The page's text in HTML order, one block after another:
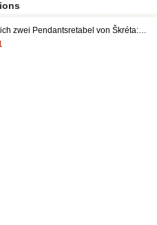
zwei Pendantsretabel von Škréta:…